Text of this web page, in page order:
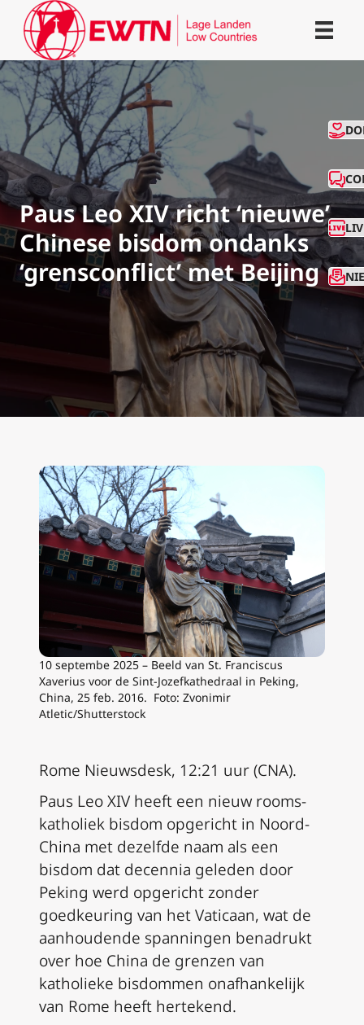
Paus Leo XIV richt ‘nieuwe’
Chinese bisdom ondanks
‘grensconflict’ met Beijing
10 septembe 2025 – Beeld van St. Franciscus
Xaverius voor de Sint-Jozefkathedraal in Peking,
China, 25 feb. 2016. Foto: Zvonimir
Atletic/Shutterstock
Rome Nieuwsdesk, 12:21 uur (CNA).
Paus Leo XIV heeft een nieuw rooms-
katholiek bisdom opgericht in Noord-
China met dezelfde naam als een
bisdom dat decennia geleden door
Peking werd opgericht zonder
goedkeuring van het Vaticaan, wat de
aanhoudende spanningen benadrukt
over hoe China de grenzen van
katholieke bisdommen onafhankelijk
van Rome heeft hertekend.